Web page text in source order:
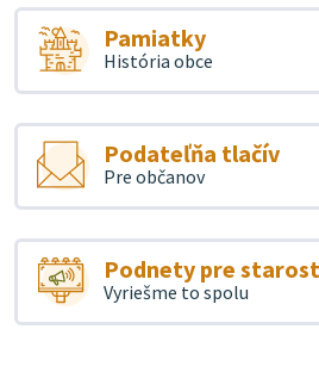
Pamiatky
História obce
Podateľňa tlačív
Pre občanov
Podnety pre
Vyriešme to spolu